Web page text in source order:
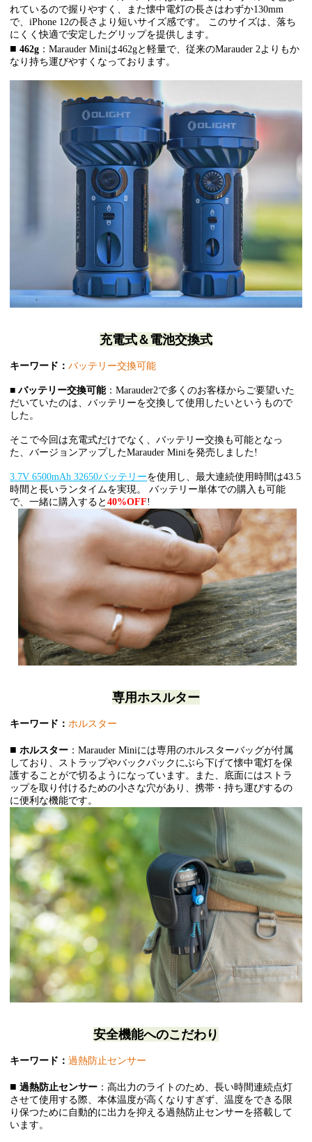
れているので握りやすく、また懐中電灯の長さはわずか130mm
で、iPhone 12の長さより短いサイズ感です。 このサイズは、落ち
にくく快適で安定したグリップを提供します。
■462g ：Marauder Miniは462gと軽量で、従来のMarauder 2よりもか
なり持ち運びやすくなっております。
充電式＆電池交換式
キーワード：バッテリー交換可能
■バッテリー交換可能：Marauder2で多くのお客様からご要望いた
だいていたのは、バッテリーを交換して使用したいというもので
した。
そこで今回は充電式だけでなく、バッテリー交換も可能となっ
た、バージョンアップしたMarauder Miniを発売しました!
3.7V 6500mAh 32650バッテリーを使用し、最大連続使用時間は43.5
時間と長いランタイムを実現。 バッテリー単体での購入も可能
で、一緒に購入すると40%OFF!
専用ホスルター
キーワード：ホルスター
■ ホルスター ：Marauder Miniには専用のホルスターバッグが付属
しており、ストラップやバックパックにぶら下げて懐中電灯を保
護することがで切るようになっています。また、底面にはストラ
ップを取り付けるための小さな穴があり、携帯・持ち運びするの
に便利な機能です。
安全機能へのこだわり
キーワード：過熱防止センサー
■ 過熱防止センサー ：高出力のライトのため、長い時間連続点灯
させて使用する際、本体温度が高くなりすぎず、温度をできる限
り保つために自動的に出力を抑える過熱防止センサーを搭載して
います。